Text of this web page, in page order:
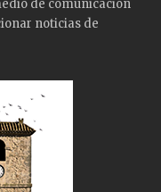
de comunicación
noticias de